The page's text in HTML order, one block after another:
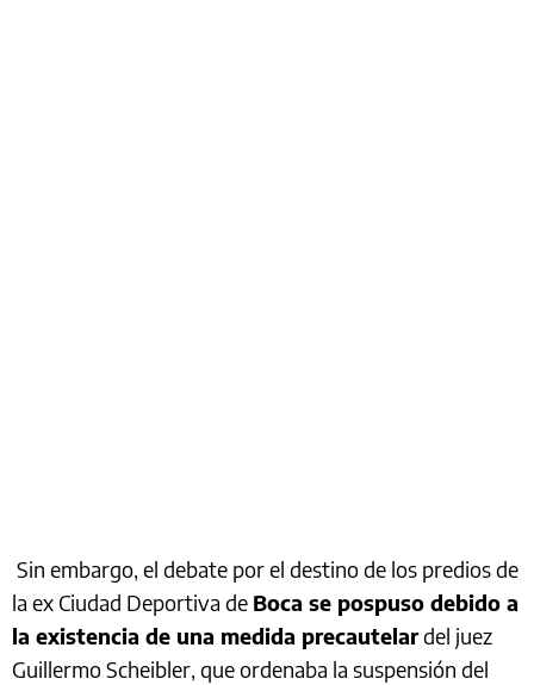
Sin embargo, el debate por el destino de los predios de
la ex Ciudad Deportiva de Boca se pospuso debido a
la existencia de una medida precautelardel juez
Guillermo Scheibler, que ordenaba la suspensión del